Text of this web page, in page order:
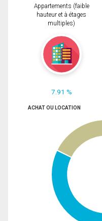
Appartements (faible
hauteur et à étages
multiples)
7.91 %
ACHAT OU LOCATION